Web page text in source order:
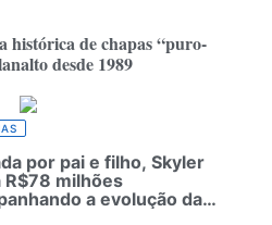
histórica de chapas “puro-
desde 1989
por pai e filho, Skyler
R$78 milhões
a evolução da